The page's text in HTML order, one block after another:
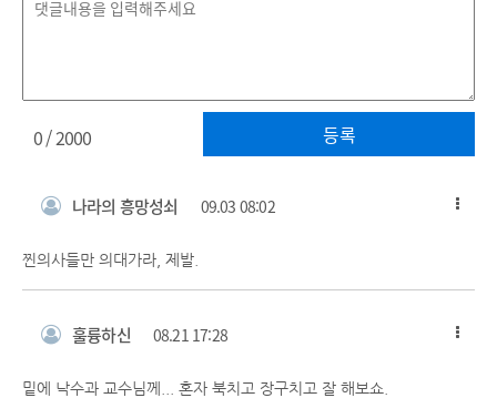
등록
0/ 2000
나라의 흥망성쇠 09.03 08:02
찐의사들만 의대가라, 제발.
훌륭하신 08.21 17:28
밑에 낙수과 교수님께... 혼자 북치고 장구치고 잘 해보쇼.